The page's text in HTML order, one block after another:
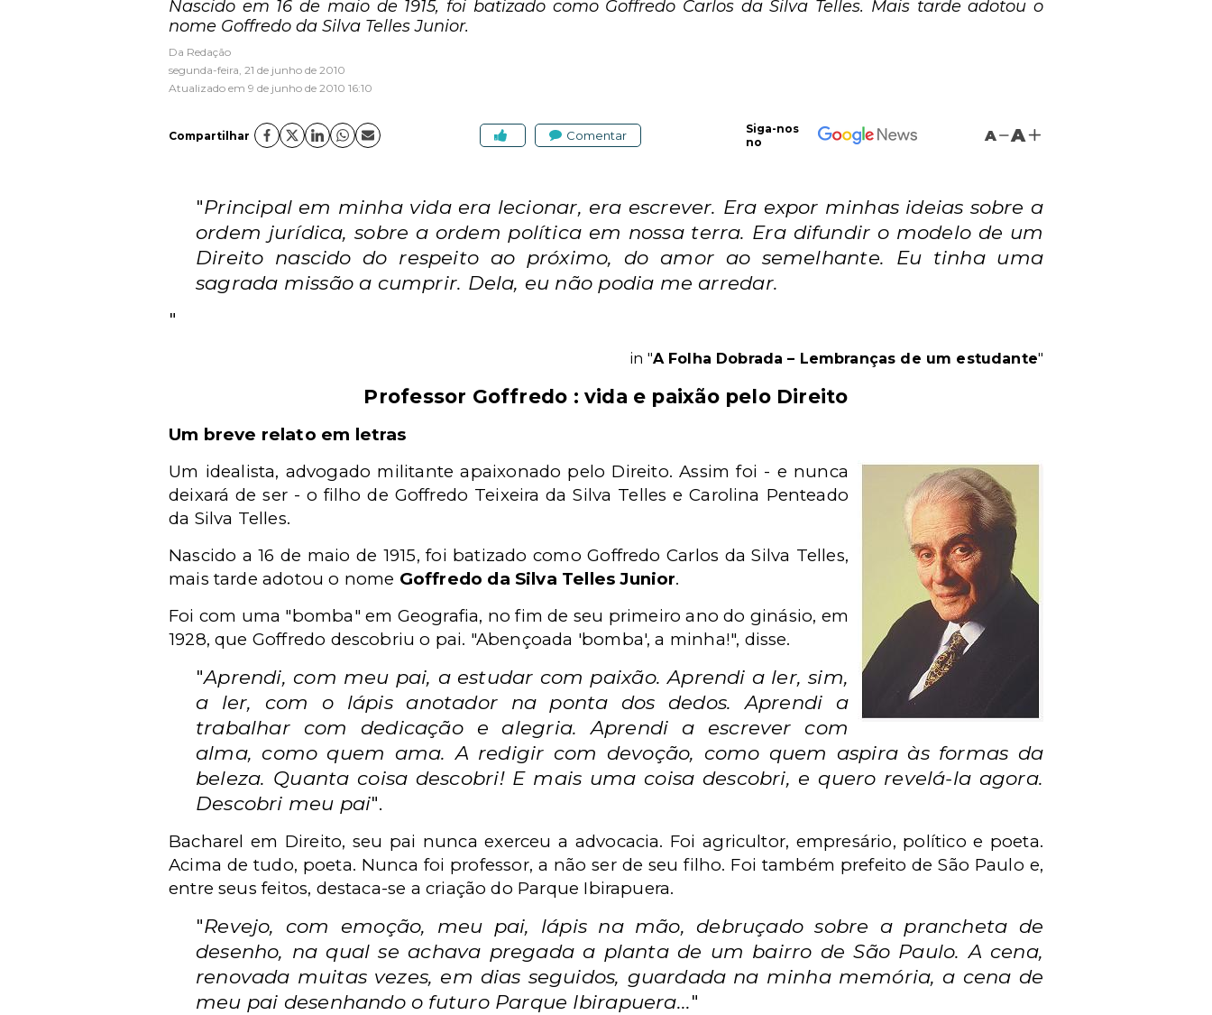
Nascido em 16 de maio de 1915, foi batizado como Goffredo Carlos da Silva Telles. Mais tarde adotou o
nome Goffredo da Silva Telles Junior.
Da Redação
segunda-feira, 21 de junho de 2010
Atualizado em 9 de junho de 2010 16:10
Compartilhar Comentar
Siga-nos
no
A A
"Principal em minha vida era lecionar, era escrever. Era expor minhas ideias sobre a
ordem jurídica, sobre a ordem política em nossa terra. Era difundir o modelo de um
Direito nascido do respeito ao próximo, do amor ao semelhante. Eu tinha uma
sagrada missão a cumprir. Dela, eu não podia me arredar.
"
in "A Folha Dobrada – Lembranças de um estudante"
Professor Goffredo : vida e paixão pelo Direito
Um breve relato em letras
Um idealista, advogado militante apaixonado pelo Direito. Assim foi - e nunca
deixará de ser - o filho de Goffredo Teixeira da Silva Telles e Carolina Penteado
da Silva Telles.
Nascido a 16 de maio de 1915, foi batizado como Goffredo Carlos da Silva Telles,
mais tarde adotou o nome Goffredo da Silva Telles Junior.
Foi com uma "bomba" em Geografia, no fim de seu primeiro ano do ginásio, em
1928, que Goffredo descobriu o pai. "Abençoada 'bomba', a minha!", disse.
"Aprendi, com meu pai, a estudar com paixão. Aprendi a ler, sim,
a ler, com o lápis anotador na ponta dos dedos. Aprendi a
trabalhar com dedicação e alegria. Aprendi a escrever com
alma, como quem ama. A redigir com devoção, como quem aspira às formas da
beleza. Quanta coisa descobri! E mais uma coisa descobri, e quero revelá-la agora.
Descobri meu pai".
Bacharel em Direito, seu pai nunca exerceu a advocacia. Foi agricultor, empresário, político e poeta.
Acima de tudo, poeta. Nunca foi professor, a não ser de seu filho. Foi também prefeito de São Paulo e,
entre seus feitos, destaca-se a criação do Parque Ibirapuera.
"Revejo, com emoção, meu pai, lápis na mão, debruçado sobre a prancheta de
desenho, na qual se achava pregada a planta de um bairro de São Paulo. A cena,
renovada muitas vezes, em dias seguidos, guardada na minha memória, a cena de
meu pai desenhando o futuro Parque Ibirapuera..."